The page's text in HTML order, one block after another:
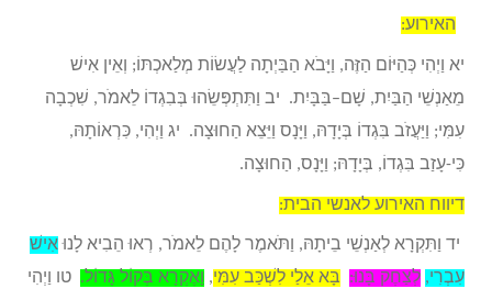
האירוע:
יא וַיְהִי כְּהַיּוֹם הַזֶּה, וַיָּבֹא הַבַּיְתָה לַעֲשׂוֹת מְלַאכְתּוֹ; וְאֵין אִישׁ
מֵאַנְשֵׁי הַבַּיִת, שָׁם–בַּבָּיִת. יב וַתִּתְפְּשֵׂהוּ בְּבִגְדוֹ לֵאמֹר, שִׁכְבָה
עִמִּי; וַיַּעֲזֹב בִּגְדוֹ בְּיָדָהּ, וַיָּנָס וַיֵּצֵא הַחוּצָה. יג וַיְהִי, כִּרְאוֹתָהּ,
כִּי-עָזַב בִּגְדוֹ, בְּיָדָהּ; וַיָּנָס, הַחוּצָה.
דיווח האירוע לאנשי הבית:
יד וַתִּקְרָא לְאַנְשֵׁי בֵיתָהּ, וַתֹּאמֶר לָהֶם לֵאמֹר, רְאוּ הֵבִיא לָנוּאִישׁ
עִבְרִי, לְצַחֶק בָּנוּ: בָּא אֵלַי לִשְׁכַּב עִמִּי, וָאֶקְרָא בְּקוֹל גָּדוֹל. טו וַיְהִי